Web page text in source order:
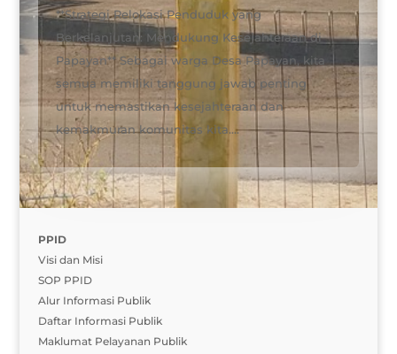
**Strategi Relokasi Penduduk yang
Berkelanjutan: Mendukung Kesejahteraan di
Papayan** Sebagai warga Desa Papayan, kita
semua memiliki tanggung jawab penting
untuk memastikan kesejahteraan dan
kemakmuran komunitas kita....
PPID
Visi dan Misi
SOP PPID
Alur Informasi Publik
Daftar Informasi Publik
Maklumat Pelayanan Publik